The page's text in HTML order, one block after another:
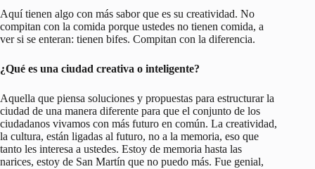
Aquí tienen algo con más sabor que es su creatividad. No
compitan con la comida porque ustedes no tienen comida, a
ver si se enteran: tienen bifes. Compitan con la diferencia.
¿Qué es una ciudad creativa o inteligente?
Aquella que piensa soluciones y propuestas para estructurar la
ciudad de una manera diferente para que el conjunto de los
ciudadanos vivamos con más futuro en común. La creatividad,
la cultura, están ligadas al futuro, no a la memoria, eso que
tanto les interesa a ustedes. Estoy de memoria hasta las
narices, estoy de San Martín que no puedo más. Fue genial,